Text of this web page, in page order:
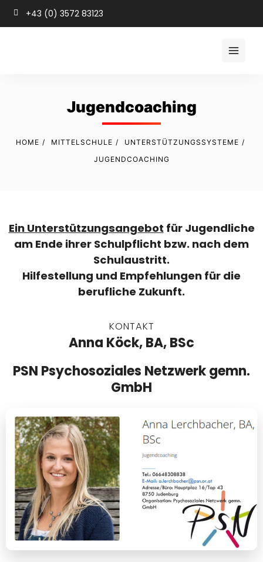
+43 (0) 3572 83123
Jugendcoaching
HOME MITTELSCHULE
UNTERSTÜTZUNGSSYSTEME
JUGENDCOACHING
Ein Unterstützungsangebot für Jugendliche
am Ende ihrer Schulpflicht bzw. nach dem
Schulaustritt.
Hilfestellung und Empfehlungen für die
berufliche Zukunft.
KONTAKT
Anna Köck, BA, BSc
PSN Psychosoziales Netzwerk gemn.
GmbH